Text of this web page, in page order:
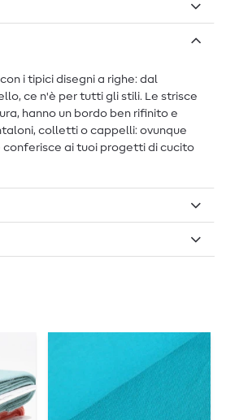
i tipici disegni a righe: dal
ce n'è per tutti gli stili. Le strisce
hanno un bordo ben rifinito e
colletti o cappelli: ovunque
ai tuoi progetti di cucito